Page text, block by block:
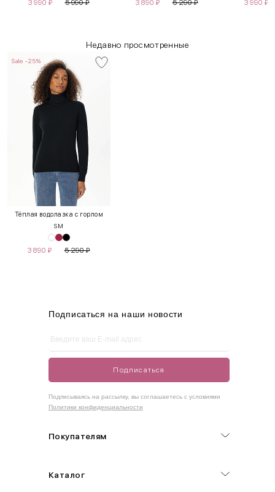
3 990 ₽ 5 990₽ 3 890 ₽ 5 290₽ 3 990 ₽
Недавно просмотренные
Sale -25%
Тёплая водолазка с горлом
SM
3 890 ₽ 5 290₽
INT RUS
XS 40-42
42-50
Как правильно себя обмерить
Измеряется по самым выступающим точкам.
Покупателям
Каталог
Подписаться на наши новости
Подписаться
Подписываясь на рассылку, вы соглашаетесь с условиями
Политики конфиденциальности